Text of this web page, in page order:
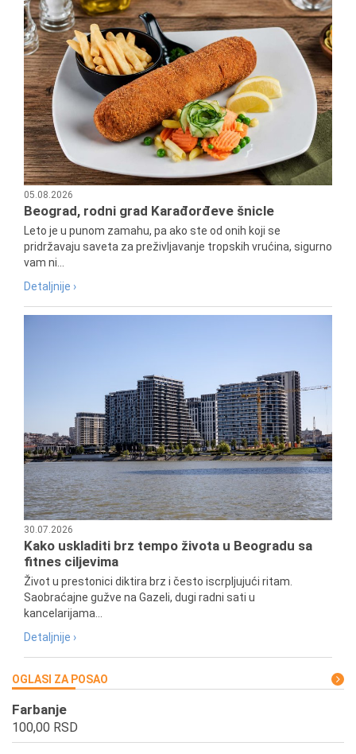
05.08.2026
Beograd, rodni grad Karađorđeve šnicle
Leto je u punom zamahu, pa ako ste od onih koji se
pridržavaju saveta za preživljavanje tropskih vrućina, sigurno
vam ni...
Detaljnije ›
30.07.2026
Kako uskladiti brz tempo života u Beogradu sa
fitnes ciljevima
Život u prestonici diktira brz i često iscrpljujući ritam.
Saobraćajne gužve na Gazeli, dugi radni sati u
kancelarijama...
Detaljnije ›
OGLASI ZA POSAO
Farbanje
100,00 RSD